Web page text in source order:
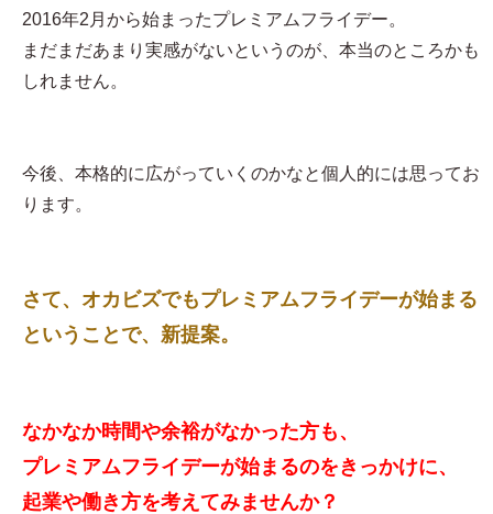
2016年2月から始まったプレミアムフライデー。
まだまだあまり実感がないというのが、本当のところかも
しれません。
今後、本格的に広がっていくのかなと個人的には思ってお
ります。
さて、オカビズでもプレミアムフライデーが始まる
ということで、新提案。
なかなか時間や余裕がなかった方も、
プレミアムフライデーが始まるのをきっかけに、
起業や働き方を考えてみませんか？